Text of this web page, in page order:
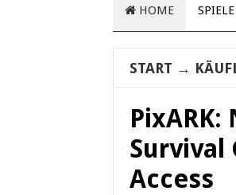
HOME SPIELE
START →
Survival
Access